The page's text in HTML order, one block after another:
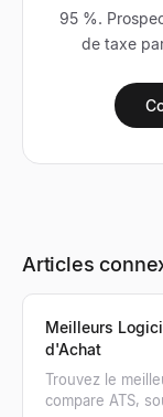
95 %.
de taxe
Articles
Meilleurs
d'Achat
Trouvez le
compare ATS,